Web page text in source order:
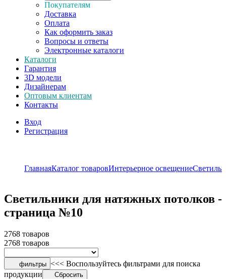
Покупателям
Доставка
Оплата
Как оформить заказ
Вопросы и ответы
Электронные каталоги
Каталоги
Гарантия
3D модели
Дизайнерам
Оптовым клиентам
Контакты
Вход
Регистрация
ГлавнаяКаталог товаровИнтерьерное освещение
Светильники для натяжных потолков -
страница №10
2768 товаров
2768 товаров
фильтры <<< Воспользуйтесь фильтрами для поиска
продукции
Сбросить